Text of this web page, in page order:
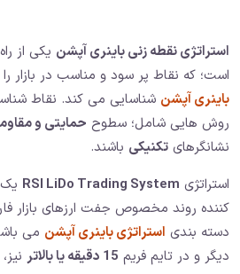
استراتژی نقطه زنی باینری آپشن یکی از
است؛ که نقاط پر سود و مناسب در بازار را
باینری آپشن شناسایی می کند. نقاط
روش هایی شامل؛ سطوح حمایتی و
نشانگرهای تکنیکی باشند.
استراتژی RSI LiDo Trading System
کننده روند مخصوص جفت ارزهای بازار
دسته بندی استراتژی باینری آپشن می
دیگر و در تایم فریم 15 دقیقه یا بالاتر